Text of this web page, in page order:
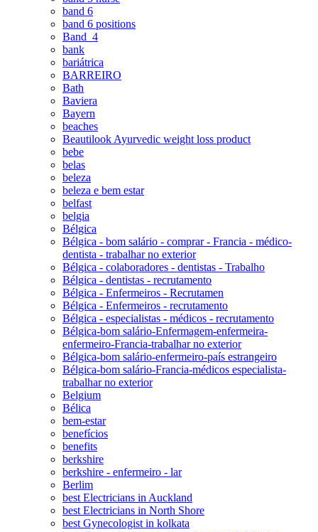
band 6
band 6 positions
Band_4
bank
bariátrica
BARREIRO
Bath
Baviera
Bayern
beaches
Beautilook Ayurvedic weight loss product
bebe
belas
beleza
beleza e bem estar
belfast
belgia
Bélgica
Bélgica - bom salário - comprar - Francia - médico-
dentista - trabalhar no exterior
Bélgica - colaboradores - dentistas - Trabalho
Bélgica - dentistas - recrutamento
Bélgica - Enfermeiros - Recrutamen
Bélgica - Enfermeiros - recrutamento
Bélgica - especialistas - médicos - recrutamento
Bélgica-bom salário-Enfermagem-enfermeira-
enfermeiro-Francia-trabalhar no exterior
Bélgica-bom salário-enfermeiro-país estrangeiro
Bélgica-bom salário-Francia-médicos especialista-
trabalhar no exterior
Belgium
Bélica
bem-estar
benefícios
benefits
berkshire
berkshire - enfermeiro - lar
Berlim
best Electricians in Auckland
best Electricians in North Shore
best Gynecologist in kolkata